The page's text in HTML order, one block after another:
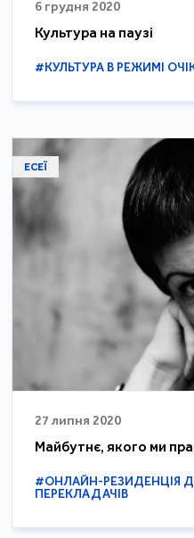
6 грудня 2020
Культура на паузі
#КУЛЬТУРА В РЕЖИМІ
ЕСЕЇ
27 липня 2020
Майбутнє, якого ми
#ОНЛАЙН-РЕЗИДЕНЦІЯ
ПЕРЕКЛАДАЧІВ